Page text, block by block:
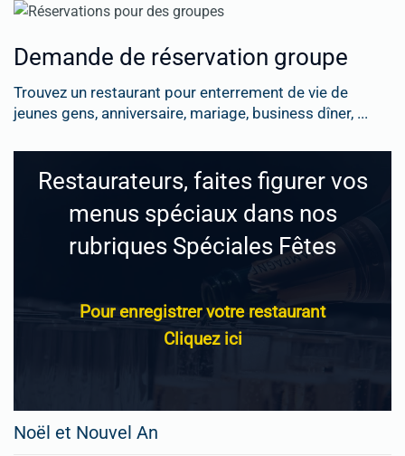
Demande de réservation groupe
Trouvez un restaurant pour enterrement de vie de
jeunes gens, anniversaire, mariage, business dîner, ...
Restaurateurs, faites figurer vos
menus spéciaux dans nos
rubriques Spéciales Fêtes
Pour enregistrer votre restaurant
Cliquez ici
Noël et Nouvel An